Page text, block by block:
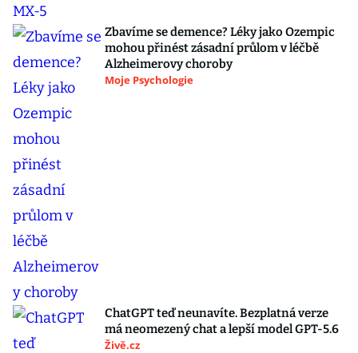
Zbavíme se demence? Léky jako Ozempic
mohou přinést zásadní průlom v léčbě
Alzheimerovy choroby
Moje Psychologie
ChatGPT teď neunavíte. Bezplatná verze
má neomezený chat a lepší model GPT-5.6
Živě.cz